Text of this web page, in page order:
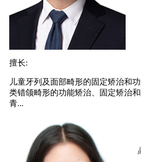
擅长:
儿童牙列及面部畸形的固定矫治和
类错颌畸形的功能矫治、固定矫治
青...